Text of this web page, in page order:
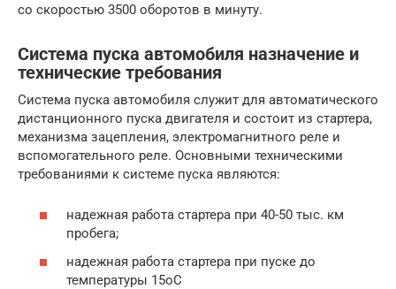
со скоростью 3500 оборотов в минуту.
Система пуска автомобиля назначение и
технические требования
Система пуска автомобиля служит для автоматического
дистанционного пуска двигателя и состоит из стартера,
механизма зацепления, электромагнитного реле и
вспомогательного реле. Основными техническими
требованиями к системе пуска являются:
надежная работа стартера при 40-50 тыс. км
пробега;
надежная работа стартера при пуске до
температуры 15оС